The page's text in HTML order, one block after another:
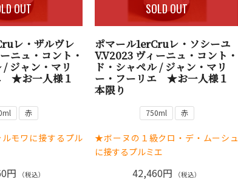
OUT
レ・ザルヴレ
ニュ・コント・
/ ジャン・マリ
★お一人様１
赤
モワに接するプル
円 （税込）
SOLD OUT
ポマール1erCruレ・ソシーユ
V.V2023 ヴィーニュ・コント・
ド・シャペル / ジャン・マリ
ー・フーリエ ★お一人様１
本限り
750ml 赤
★ボーヌの１級クロ・デ・ムーシュ
に接するプルミエ
42,460円 （税込）